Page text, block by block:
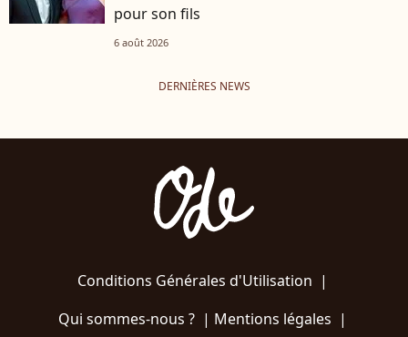
pour son fils
6 août 2026
DERNIÈRES NEWS
Conditions Générales d'Utilisation |
Qui sommes-nous ?| Mentions légales |